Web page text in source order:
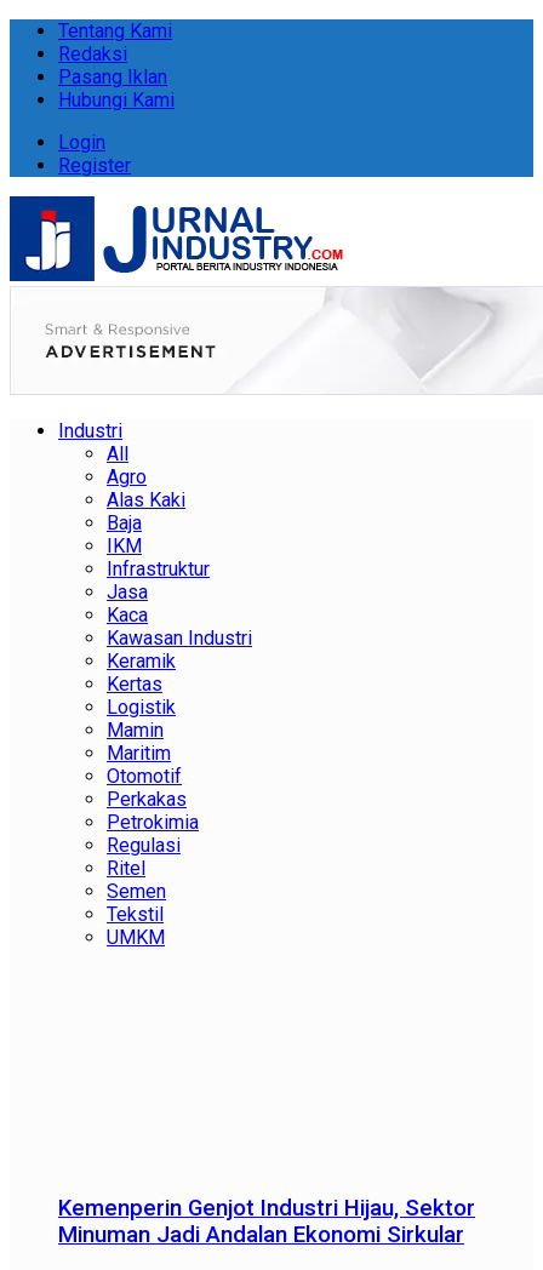
Tentang Kami
Redaksi
Pasang Iklan
Hubungi Kami
Login
Register
Industri
All
Agro
Alas Kaki
Baja
IKM
Infrastruktur
Jasa
Kaca
Kawasan Industri
Keramik
Kertas
Logistik
Mamin
Maritim
Otomotif
Perkakas
Petrokimia
Regulasi
Ritel
Semen
Tekstil
UMKM
Kemenperin Genjot Industri Hijau, Sektor
Minuman Jadi Andalan Ekonomi Sirkular